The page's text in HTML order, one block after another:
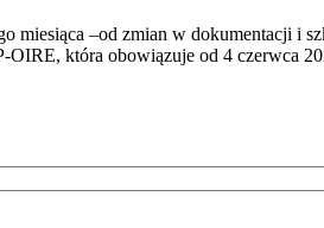
miesiąca –od zmian w dokumentacji
która obowiązuje od 4 czerwca